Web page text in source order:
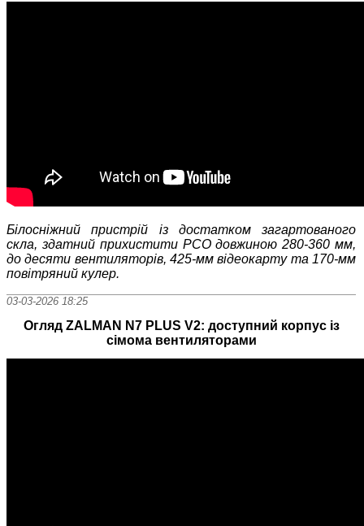
Білосніжний пристрій із достатком загартованого
скла, здатний прихистити РСО довжиною 280-360 мм,
до десяти вентиляторів, 425-мм відеокарту та 170-мм
повітряний кулер.
03-03-2026 18:25
Огляд ZALMAN N7 PLUS V2: доступний корпус із
сімома вентиляторами